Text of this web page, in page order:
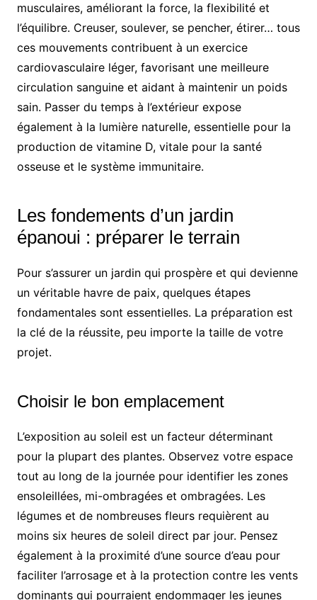
musculaires, améliorant la force, la flexibilité et
l’équilibre. Creuser, soulever, se pencher, étirer… tous
ces mouvements contribuent à un exercice
cardiovasculaire léger, favorisant une meilleure
circulation sanguine et aidant à maintenir un poids
sain. Passer du temps à l’extérieur expose
également à la lumière naturelle, essentielle pour la
production de vitamine D, vitale pour la santé
osseuse et le système immunitaire.
Les fondements d’un jardin
épanoui : préparer le terrain
Pour s’assurer un jardin qui prospère et qui devienne
un véritable havre de paix, quelques étapes
fondamentales sont essentielles. La préparation est
la clé de la réussite, peu importe la taille de votre
projet.
Choisir le bon emplacement
L’exposition au soleil est un facteur déterminant
pour la plupart des plantes. Observez votre espace
tout au long de la journée pour identifier les zones
ensoleillées, mi-ombragées et ombragées. Les
légumes et de nombreuses fleurs requièrent au
moins six heures de soleil direct par jour. Pensez
également à la proximité d’une source d’eau pour
faciliter l’arrosage et à la protection contre les vents
dominants qui pourraient endommager les jeunes